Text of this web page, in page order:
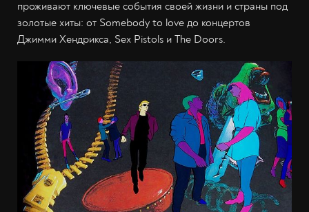
проживают ключевые события своей жизни и страны под
золотые хиты: от Somebody to love до концертов
Джимми Хендрикса, Sex Pistols и The Doors.